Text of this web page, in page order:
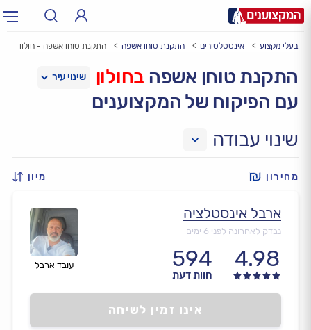
עירעיר: תל אביב, חיפה…
בעלי מקצוע אינסטלטורים התקנת טוחן אשפה התקנת טוחן אשפה - חולון
התקנת טוחן אשפה בחולון
עם הפיקוח של המקצוענים
שינוי עבודה
מחירון מיון
עובד ארבל
ארבל אינסטלציה
נבדק לאחרונה לפני 6 ימים
4.98
594
חוות דעת
אינו זמין לשיחה